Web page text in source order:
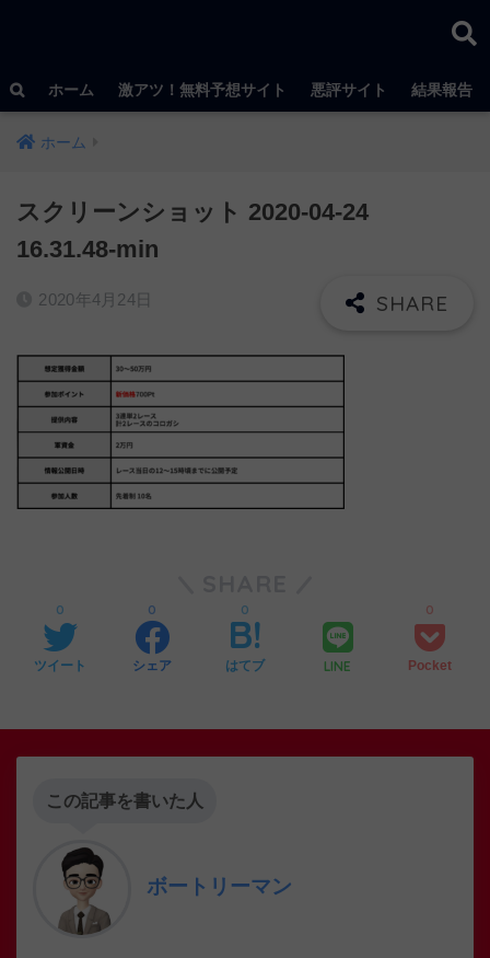
ホーム 激アツ！無料予想サイト 悪評サイト 結果報告
ホーム
スクリーンショット 2020-04-24
16.31.48-min
2020年4月24日
ツイート
0
シェア
0
はてブ
0
LINE Pocket
0
この記事を書いた人
ボートリーマン